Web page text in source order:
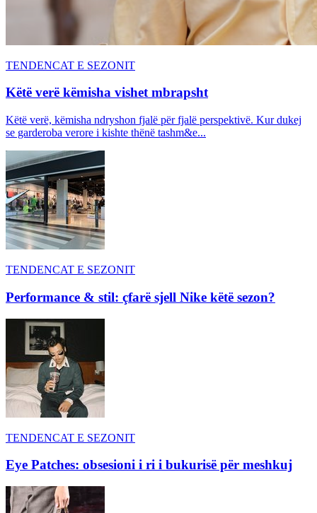
TENDENCAT E SEZONIT
Këtë verë këmisha vishet mbrapsht
Këtë verë, këmisha ndryshon fjalë për fjalë perspektivë. Kur dukej
se garderoba verore i kishte thënë tashm&e...
TENDENCAT E SEZONIT
Performance & stil: çfarë sjell Nike këtë sezon?
TENDENCAT E SEZONIT
Eye Patches: obsesioni i ri i bukurisë për meshkuj